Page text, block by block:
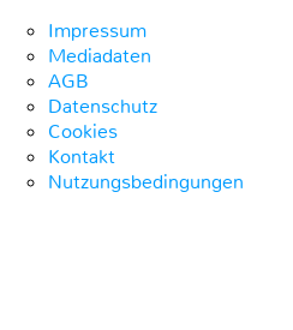
Impressum
Mediadaten
AGB
Datenschutz
Cookies
Kontakt
Nutzungsbedingungen